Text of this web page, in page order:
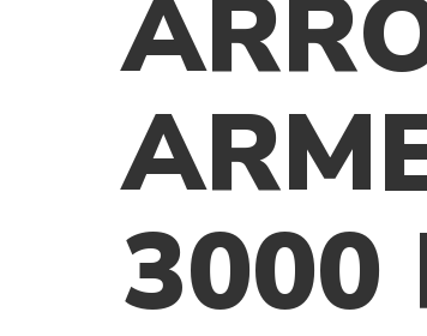
3000